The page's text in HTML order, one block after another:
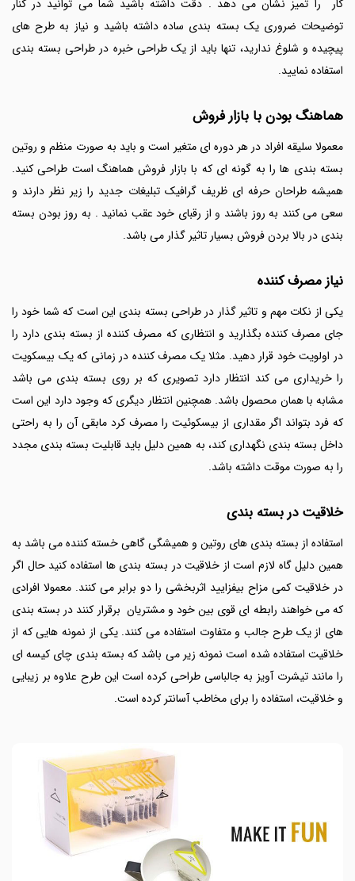
کار را تمیز نشان می دهد . دقت داشته باشید شما می توانید در کنار
توضیحات ضروری یک بسته بندی ساده داشته باشید و نیاز به طرح های
پیچیده و شلوغ ندارید، تنها باید از یک طراحی خبره در طراحی بسته بندی
استفاده نمایید.
هماهنگ بودن با بازار فروش
معمولا سلیقه افراد در هر دوره ای متغیر است و باید به صورت منظم و روتین
بسته بندی ها را به گونه ای که با بازار فروش هماهنگ است طراحی کنید.
همیشه طراحان حرفه ای ظریف گرافیک تبلیغات جدید را زیر نظر دارند و
سعی می کنند به روز باشند و از رقبای خود عقب نمانید . به روز بودن بسته
بندی در بالا بردن فروش بسیار تاثیر گذار می باشد.
نیاز مصرف کننده
یکی از نکات مهم و تاثیر گذار در طراحی بسته بندی این است که شما خود را
جای مصرف کننده بگذارید و انتظاری که مصرف کننده از بسته بندی دارد را
در اولویت خود قرار دهید. مثلا یک مصرف کننده در زمانی که یک بیسکویت
را خریداری می کند انتظار دارد تصویری که بر روی بسته بندی می باشد
مشابه با همان محصول باشد. همچنین انتظار دیگری که وجود دارد این است
که فرد بتواند اگر مقداری از بیسکوئیت را مصرف کرد مابقی آن را به راحتی
داخل بسته بندی نگهداری کند، به همین دلیل باید قابلیت بسته بندی مجدد
را به صورت موقت داشته باشد.
خلاقیت در بسته بندی
استفاده از بسته بندی های روتین و همیشگی گاهی خسته کننده می باشد به
همین دلیل گاه لازم است از خلاقیت در بسته بندی ها استفاده کنید حال اگر
در خلاقیت کمی مزاح بیفزایید اثربخشی را دو برابر می کنند. معمولا افرادی
که می خواهند رابطه ای قوی بین خود و مشتریان برقرار کنند در بسته بندی
های از یک طرح جالب و متفاوت استفاده می کنند. یکی از نمونه هایی که از
خلاقیت استفاده شده است نمونه زیر می باشد که بسته بندی چای کیسه ای
را مانند تیشرت آویز به جالباسی طراحی کرده است این طرح علاوه بر زیبایی
و خلاقیت، استفاده را برای مخاطب آسانتر کرده است.